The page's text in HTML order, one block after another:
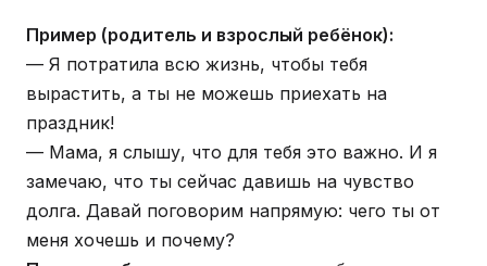
Пример (родитель и взрослый ребёнок):
— Я потратила всю жизнь, чтобы тебя
вырастить, а ты не можешь приехать на
праздник!
— Мама, я слышу, что для тебя это важно. И я
замечаю, что ты сейчас давишь на чувство
долга. Давай поговорим напрямую: чего ты от
меня хочешь и почему?